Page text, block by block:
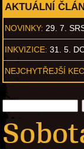
AKTUÁLNÍ
NOVINKY: 29. 7.
INKVIZICE: 31. 5.
NEJCHYTŘEJŠÍ